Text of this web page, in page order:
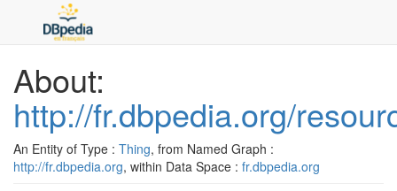
About:
http://fr.dbpedia.org/
An Entity of Type : Thing, from Named Graph :
http://fr.dbpedia.org, within Data Space : fr.dbpedia.org